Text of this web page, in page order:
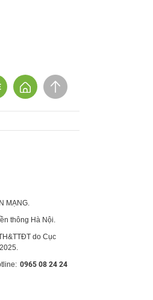
MẠNG.
thông Hà Nội.
do Cục
0965 08 24 24